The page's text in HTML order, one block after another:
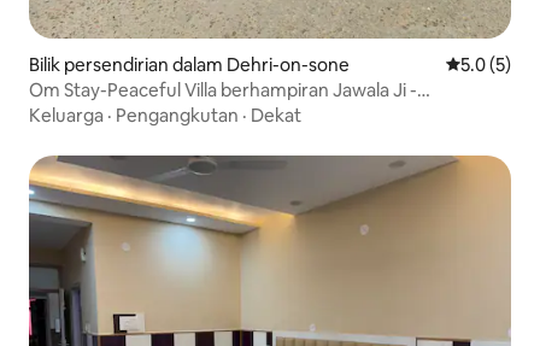
Bilik persendirian dalam Dehri-on-sone Penarafan
5.0 (5)
Om Stay-Peaceful Villa berhampiran Jawala Ji -
Shaktipeeth
Keluarga · Pengangkutan · Dekat